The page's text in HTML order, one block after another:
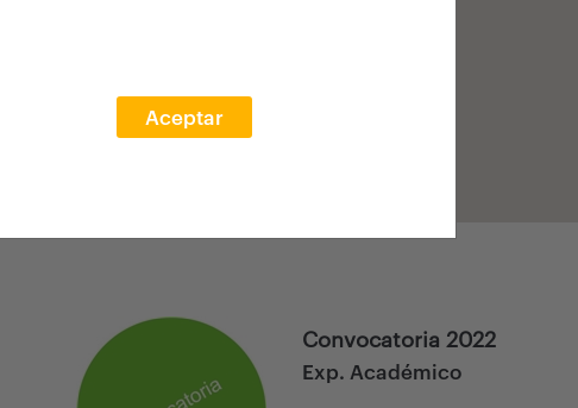
Aceptar
Convocatoria 2022
Exp. Académico